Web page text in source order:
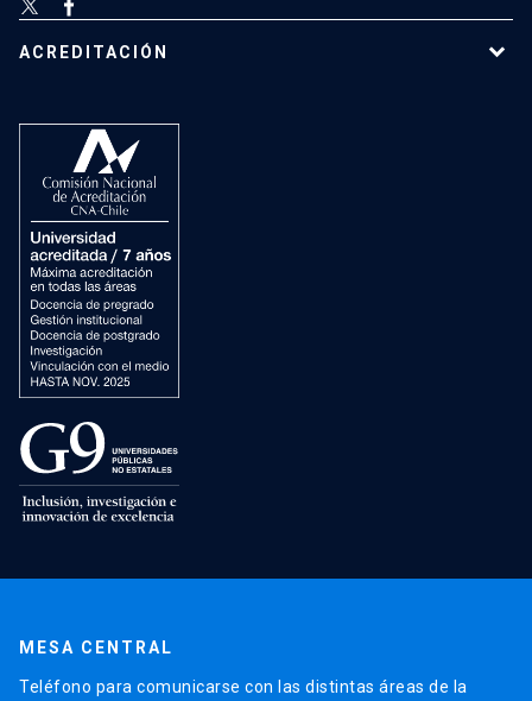
ACREDITACIÓN
MESA CENTRAL
Teléfono para comunicarse con las distintas áreas de la